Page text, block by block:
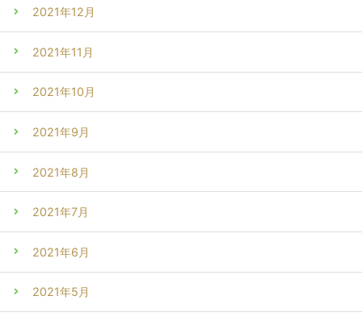
2021年12月
2021年11月
2021年10月
2021年9月
2021年8月
2021年7月
2021年6月
2021年5月